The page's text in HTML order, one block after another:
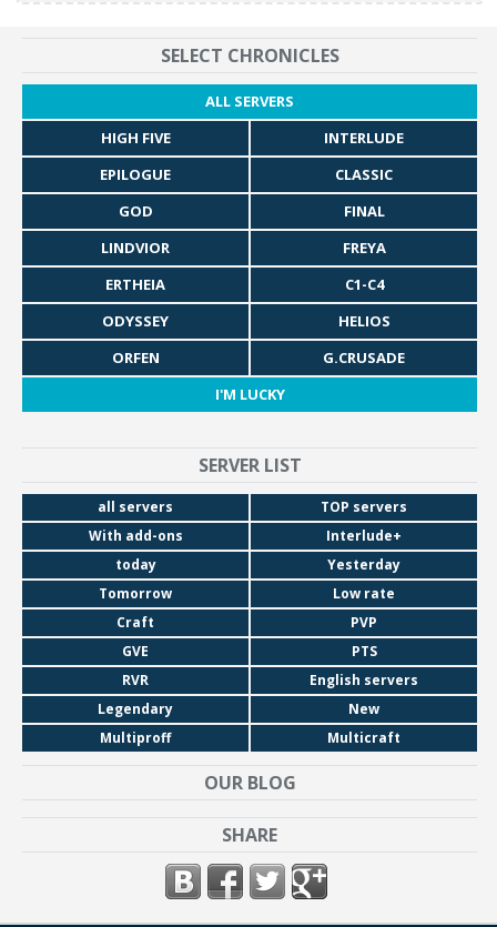
SELECT CHRONICLES
ALL SERVERS
HIGH FIVE
INTERLUDE
EPILOGUE
CLASSIC
GOD
FINAL
LINDVIOR
FREYA
ERTHEIA
C1-C4
ODYSSEY
HELIOS
ORFEN
G.CRUSADE
I'M LUCKY
SERVER LIST
all servers
TOP servers
With add-ons
Interlude+
today
Yesterday
Tomorrow
Low rate
Craft
PVP
GVE
PTS
RVR
English servers
Legendary
New
Multiproff
Multicraft
OUR BLOG
SHARE